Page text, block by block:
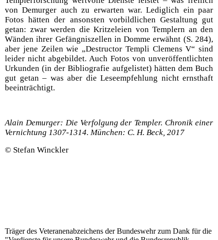
von Demurger auch zu erwarten war. Lediglich ein paar
Fotos hätten der ansonsten vorbildlichen Gestaltung gut
getan: zwar werden die Kritzeleien von Templern an den
Wänden ihrer Gefängniszellen in Domme erwähnt (S. 284),
aber jene Zeilen wie „Destructor Templi Clemens V“ sind
leider nicht abgebildet. Auch Fotos von unveröffentlichten
Urkunden (in der Bibliografie aufgelistet) hätten dem Buch
gut getan – was aber die Leseempfehlung nicht ernsthaft
beeinträchtigt.
Alain Demurger: Die Verfolgung der Templer. Chronik einer
Vernichtung 1307-1314. München: C. H. Beck, 2017
© Stefan Winckler
Träger des Veteranenabzeichens der Bundeswehr zum Dank für die